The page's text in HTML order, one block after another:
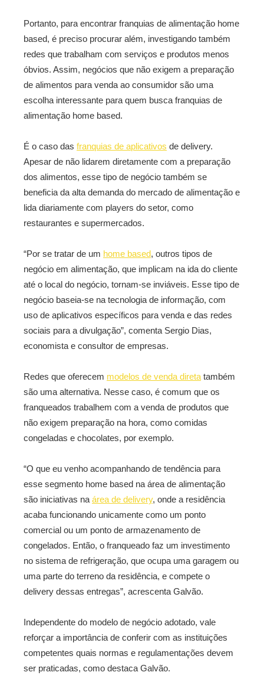
Portanto, para encontrar franquias de alimentação home
based, é preciso procurar além, investigando também
redes que trabalham com serviços e produtos menos
óbvios. Assim, negócios que não exigem a preparação
de alimentos para venda ao consumidor são uma
escolha interessante para quem busca franquias de
alimentação home based.
É o caso das franquias de aplicativos de delivery.
Apesar de não lidarem diretamente com a preparação
dos alimentos, esse tipo de negócio também se
beneficia da alta demanda do mercado de alimentação e
lida diariamente com players do setor, como
restaurantes e supermercados.
“Por se tratar de um home based, outros tipos de
negócio em alimentação, que implicam na ida do cliente
até o local do negócio, tornam-se inviáveis. Esse tipo de
negócio baseia-se na tecnologia de informação, com
uso de aplicativos específicos para venda e das redes
sociais para a divulgação”, comenta Sergio Dias,
economista e consultor de empresas.
Redes que oferecem modelos de venda direta também
são uma alternativa. Nesse caso, é comum que os
franqueados trabalhem com a venda de produtos que
não exigem preparação na hora, como comidas
congeladas e chocolates, por exemplo.
“O que eu venho acompanhando de tendência para
esse segmento home based na área de alimentação
são iniciativas na área de delivery, onde a residência
acaba funcionando unicamente como um ponto
comercial ou um ponto de armazenamento de
congelados. Então, o franqueado faz um investimento
no sistema de refrigeração, que ocupa uma garagem ou
uma parte do terreno da residência, e compete o
delivery dessas entregas”, acrescenta Galvão.
Independente do modelo de negócio adotado, vale
reforçar a importância de conferir com as instituições
competentes quais normas e regulamentações devem
ser praticadas, como destaca Galvão.